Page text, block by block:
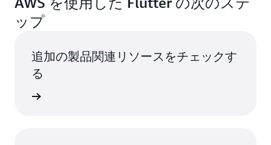
ップ
追加の製品関連リソースをチェックす
る